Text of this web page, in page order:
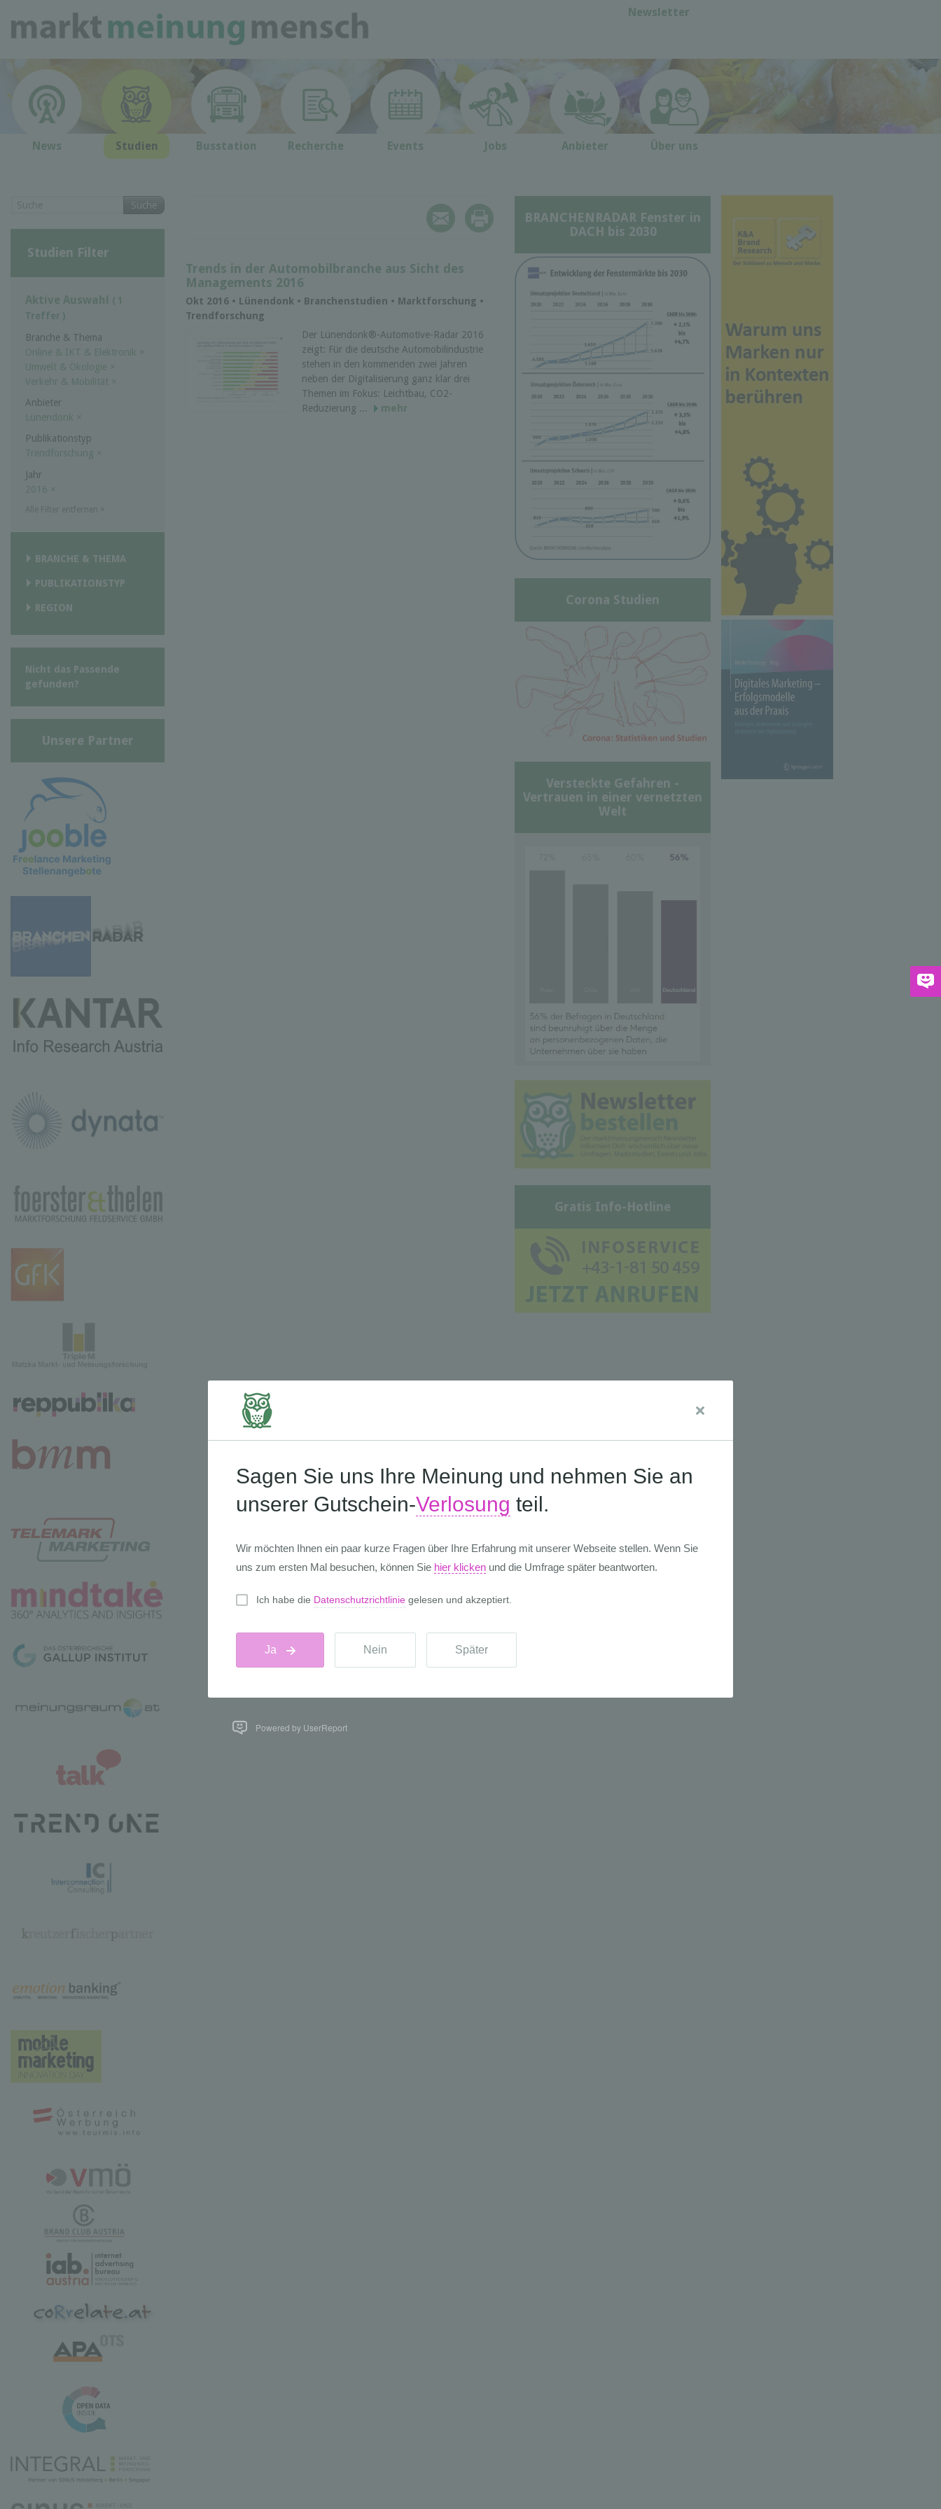
Newsletter
News Studien Busstation Recherche Events Jobs Anbieter Über uns
Trends in der Automobilbranche aus Sicht des
Managements 2016
Okt 2016 • Lünendonk • Branchenstudien • Marktforschung •
Trendforschung
Der Lünendonk®-Automotive-Radar 2016
zeigt: Für die deutsche Automobilindustrie
stehen in den kommenden zwei Jahren
neben der Digitalisierung ganz klar drei
Themen im Fokus: Leichtbau, CO2-
Reduzierung ...
mehr
Suche
Studien Filter
Aktive Auswahl ( 1
Treffer )
Branche & Thema
Online & IKT & Elektronik ×
Umwelt & Ökologie ×
Verkehr & Mobilität ×
Anbieter
Lünendonk ×
Publikationstyp
Trendforschung ×
Jahr
2016 ×
BRANCHE & THEMA
PUBLIKATIONSTYP
REGION
Nicht das Passende
gefunden?
Unsere Partner
BRANCHENRADAR Fenster in
DACH bis 2030
Corona Studien
Versteckte Gefahren -
Vertrauen in einer vernetzten
Welt
Gratis Info-Hotline
Powered by UserReport